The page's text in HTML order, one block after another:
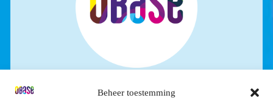
Beheer toestemming
STICHTING OBASE